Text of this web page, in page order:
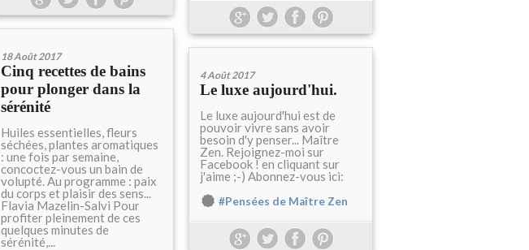
18 Août 2017
Cinq recettes de bains
pour plonger dans la
sérénité
Huiles essentielles, fleurs
séchées, plantes aromatiques
: une fois par semaine,
concoctez-vous un bain de
volupté. Au programme : paix
du corps et plaisir des sens...
Flavia Mazelin-Salvi Pour
profiter pleinement de ces
quelques minutes de
sérénité,...
4 Août 2017
Le luxe aujourd'hui.
Le luxe aujourd'hui est de
pouvoir vivre sans avoir
besoin d'y penser... Maître
Zen. Rejoignez-moi sur
Facebook ! en cliquant sur
j'aime ;-) Abonnez-vous ici:
#Pensées de Maître Zen